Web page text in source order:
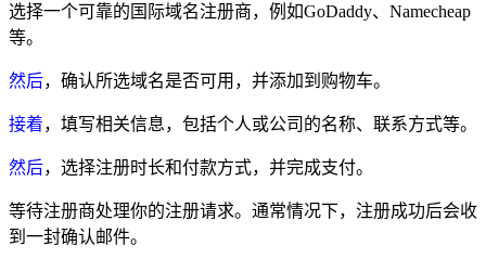
选择一个可靠的国际域名注册商，例如GoDaddy、Namecheap
等。
然后，确认所选域名是否可用，并添加到购物车。
接着，填写相关信息，包括个人或公司的名称、联系方式等。
然后，选择注册时长和付款方式，并完成支付。
等待注册商处理你的注册请求。通常情况下，注册成功后会收
到一封确认邮件。